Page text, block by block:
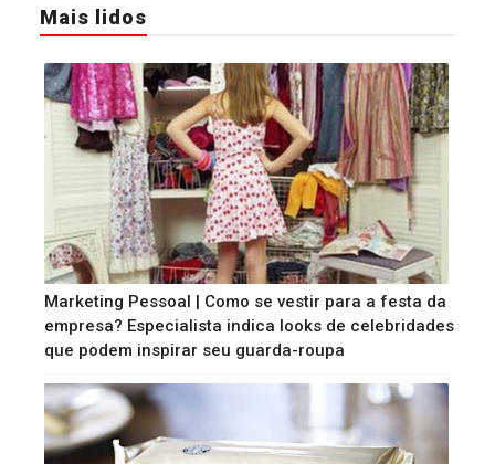
Mais lidos
Marketing Pessoal | Como se vestir para a festa da
empresa? Especialista indica looks de celebridades
que podem inspirar seu guarda-roupa